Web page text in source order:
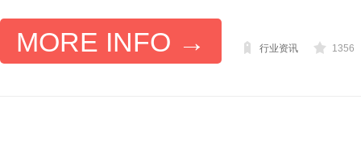
MORE INFO →
行业资讯 1356